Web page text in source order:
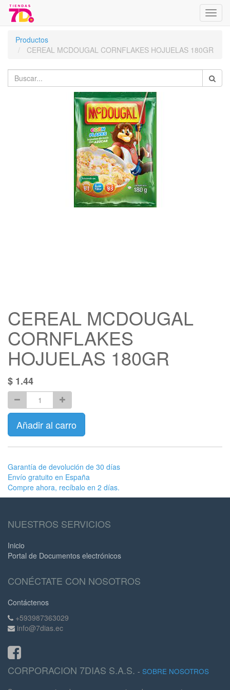
Menú
de
Productos
CEREAL MCDOUGAL CORNFLAKES HOJUELAS 180GR
CEREAL MCDOUGAL
CORNFLAKES
HOJUELAS 180GR
$ 1.44
Añadir al carro
Garantía de devolución de 30 días
Envío gratuito en España
Compre ahora, recíbalo en 2 días.
NUESTROS SERVICIOS
Inicio
Portal de Documentos electrónicos
CONÉCTATE CON NOSOTROS
Contáctenos
+593987363029
info@7dias.ec
CORPORACION 7DIAS S.A.S. - SOBRE NOSOTROS